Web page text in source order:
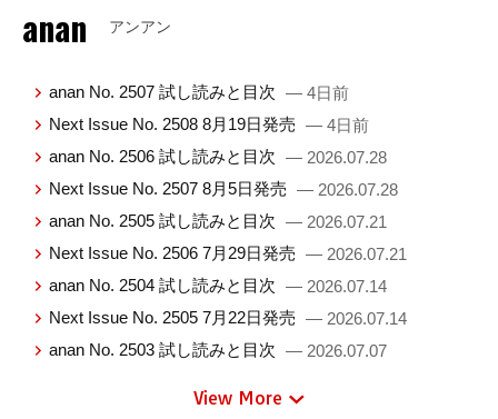
anan アンアン
anan No. 2507 試し読みと目次 — 4日前
Next Issue No. 2508 8月19日発売 — 4日前
anan No. 2506 試し読みと目次 — 2026.07.28
Next Issue No. 2507 8月5日発売 — 2026.07.28
anan No. 2505 試し読みと目次 — 2026.07.21
Next Issue No. 2506 7月29日発売 — 2026.07.21
anan No. 2504 試し読みと目次 — 2026.07.14
Next Issue No. 2505 7月22日発売 — 2026.07.14
anan No. 2503 試し読みと目次 — 2026.07.07
View More